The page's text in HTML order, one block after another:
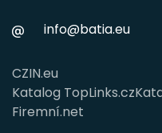
info@batia.eu
CZIN.eu
Katalog TopLinks.cz
Firemní.net